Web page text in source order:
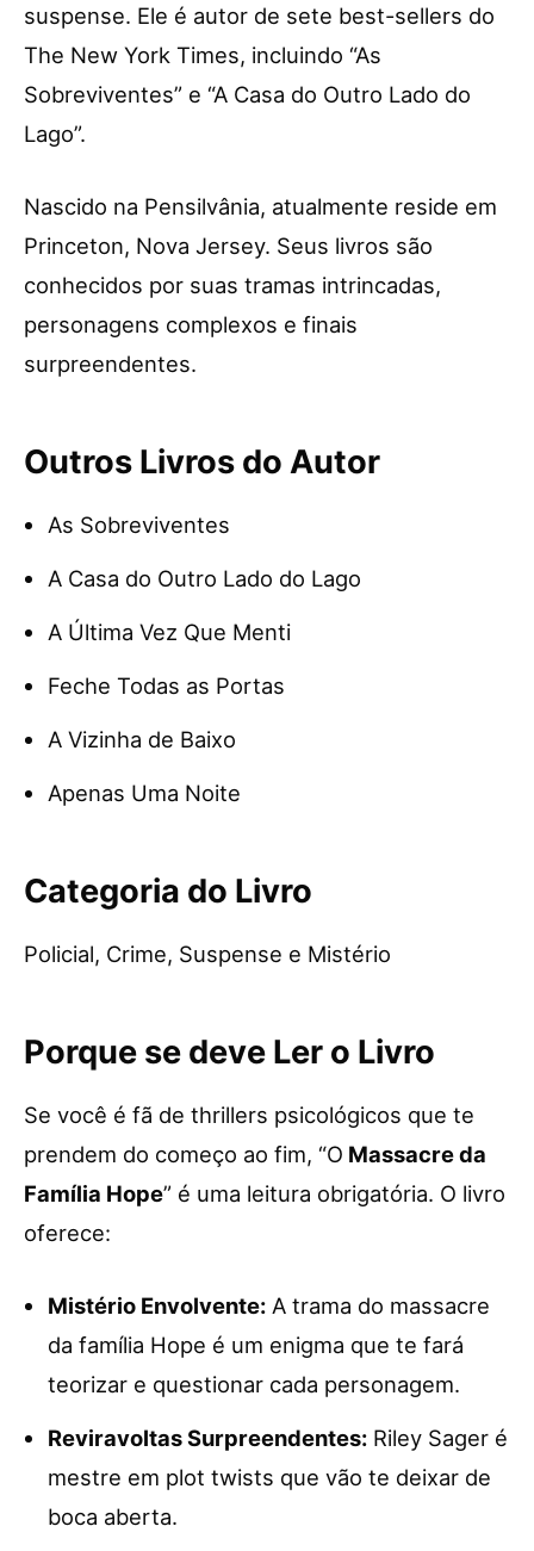
suspense. Ele é autor de sete best-sellers do
The New York Times, incluindo “As
Sobreviventes” e “A Casa do Outro Lado do
Lago”.
Nascido na Pensilvânia, atualmente reside em
Princeton, Nova Jersey. Seus livros são
conhecidos por suas tramas intrincadas,
personagens complexos e finais
surpreendentes.
Outros Livros do Autor
As Sobreviventes
A Casa do Outro Lado do Lago
A Última Vez Que Menti
Feche Todas as Portas
A Vizinha de Baixo
Apenas Uma Noite
Categoria do Livro
Policial, Crime, Suspense e Mistério
Porque se deve Ler o Livro
Se você é fã de thrillers psicológicos que te
prendem do começo ao fim, “O Massacre da
Família Hope” é uma leitura obrigatória. O livro
oferece:
Mistério Envolvente: A trama do massacre
da família Hope é um enigma que te fará
teorizar e questionar cada personagem.
Reviravoltas Surpreendentes: Riley Sager é
mestre em plot twists que vão te deixar de
boca aberta.